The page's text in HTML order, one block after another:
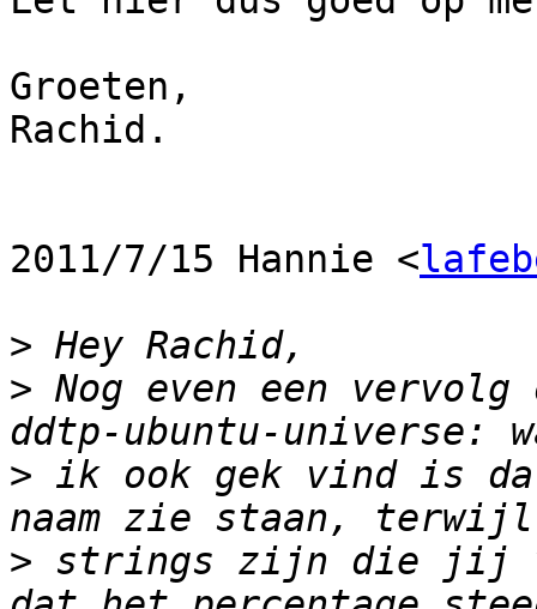
Groeten,
Rachid.
2011/7/15 Hannie <
>
> Nog even een
> ik ook gek vind is
> strings zijn die jij